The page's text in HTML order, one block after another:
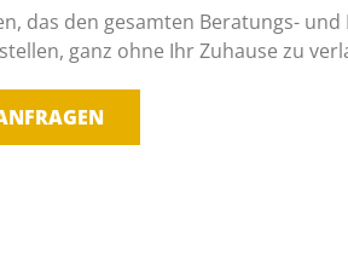
das den gesamten Beratungs-
ganz ohne Ihr Zuhause zu